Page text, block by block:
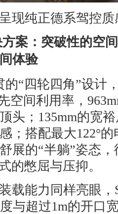
现纯正德系驾控质
案：突破性的空
体验
的“四轮四角”设计
空间利用率，
头；135mm的宽
；搭配最大122°
展的“半躺”姿态
的憋屈与压抑。
载能力同样亮眼
与超过1m的开口